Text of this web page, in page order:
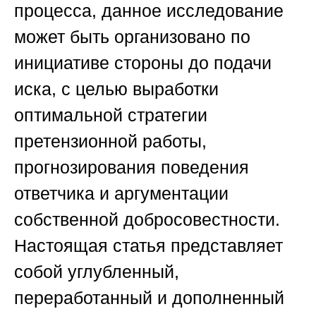
процесса, данное исследование
может быть организовано по
инициативе стороны до подачи
иска, с целью выработки
оптимальной стратегии
претензионной работы,
прогнозирования поведения
ответчика и аргументации
собственной добросовестности.
Настоящая статья представляет
собой углубленный,
переработанный и дополненный